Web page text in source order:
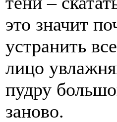
это значит
устранить
лицо
пудру
заново.